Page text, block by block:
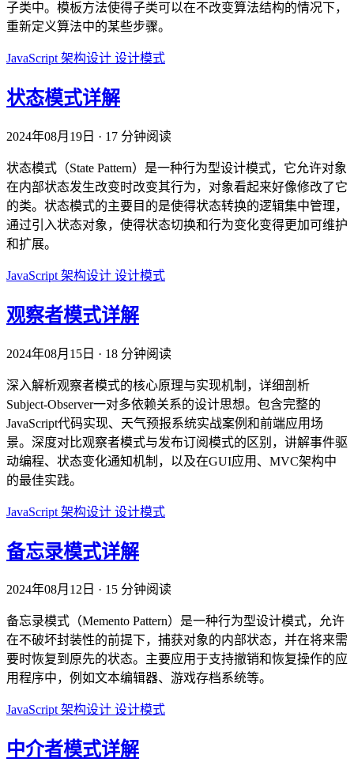
子类中。模板方法使得子类可以在不改变算法结构的情况下，
重新定义算法中的某些步骤。
JavaScript 架构设计 设计模式
状态模式详解
2024年08月19日 · 17 分钟阅读
状态模式（State Pattern）是一种行为型设计模式，它允许对象
在内部状态发生改变时改变其行为，对象看起来好像修改了它
的类。状态模式的主要目的是使得状态转换的逻辑集中管理，
通过引入状态对象，使得状态切换和行为变化变得更加可维护
和扩展。
JavaScript 架构设计 设计模式
观察者模式详解
2024年08月15日 · 18 分钟阅读
深入解析观察者模式的核心原理与实现机制，详细剖析
Subject-Observer一对多依赖关系的设计思想。包含完整的
JavaScript代码实现、天气预报系统实战案例和前端应用场
景。深度对比观察者模式与发布订阅模式的区别，讲解事件驱
动编程、状态变化通知机制，以及在GUI应用、MVC架构中
的最佳实践。
JavaScript 架构设计 设计模式
备忘录模式详解
2024年08月12日 · 15 分钟阅读
备忘录模式（Memento Pattern）是一种行为型设计模式，允许
在不破坏封装性的前提下，捕获对象的内部状态，并在将来需
要时恢复到原先的状态。主要应用于支持撤销和恢复操作的应
用程序中，例如文本编辑器、游戏存档系统等。
JavaScript架构设计 设计模式
中介者模式详解